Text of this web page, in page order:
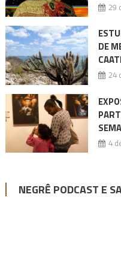
29
DE
24
4
NEGRÊ PODCAST E